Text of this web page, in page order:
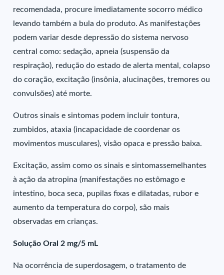
recomendada, procure imediatamente socorro médico
levando também a bula do produto. As manifestações
podem variar desde depressão do sistema nervoso
central como: sedação, apneia (suspensão da
respiração), redução do estado de alerta mental, colapso
do coração, excitação (insônia, alucinações, tremores ou
convulsões) até morte.
Outros sinais e sintomas podem incluir tontura,
zumbidos, ataxia (incapacidade de coordenar os
movimentos musculares), visão opaca e pressão baixa.
Excitação, assim como os sinais e sintomassemelhantes
à ação da atropina (manifestações no estômago e
intestino, boca seca, pupilas fixas e dilatadas, rubor e
aumento da temperatura do corpo), são mais
observadas em crianças.
Solução Oral 2 mg/5 mL
Na ocorrência de superdosagem, o tratamento de